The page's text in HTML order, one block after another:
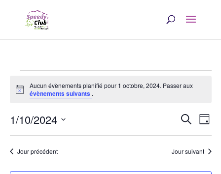
Évènements
for
1
octobre,
Notice
Aucun évènements planifié pour 1 octobre, 2024. Passer aux
évènements suivants .
et
Recherche
Jour
1/10/2024
Sélectionnez
uneJour précédent Jour suivant